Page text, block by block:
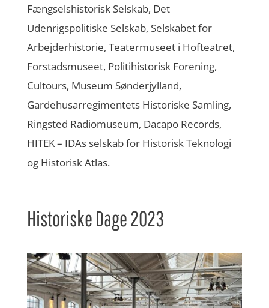
Fængselshistorisk Selskab, Det
Udenrigspolitiske Selskab, Selskabet for
Arbejderhistorie, Teatermuseet i Hofteatret,
Forstadsmuseet, Politihistorisk Forening,
Cultours, Museum Sønderjylland,
Gardehusarregimentets Historiske Samling,
Ringsted Radiomuseum, Dacapo Records,
HITEK – IDAs selskab for Historisk Teknologi
og Historisk Atlas.
Historiske Dage 2023